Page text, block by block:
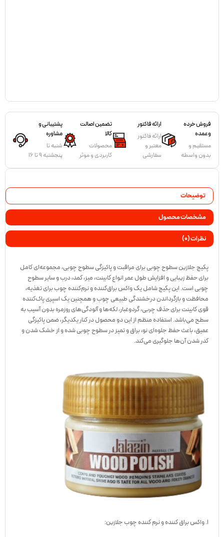
فروش خرده
وعمده
مستقیم و
بدون واسطه
ارائه فاکتور
ارائه فاکتور
معتبر و
سفارشی
تضمین اصالت
کالا
محصولات
کاربردی و موثر
پشتیبانی و
مشاوره
شنبه تا
پنجشنبه 9 تا 16
توضیحات
مشخصات محصول
نظرات (0)
پکیج جلازین سطوح چوبی برای مراقبت و پاکیزگی سطوح چوبی، مجموعه‌ای کامل
برای حفظ زیبایی و افزایش طول عمر انواع کابینت، میز، کمد، درب و سایر سطوح
چوبی است. این پکیج شامل یک واکس براق‌کننده و نرم‌کننده چوب برای تغذیه،
محافظت و بازگرداندن درخشندگی طبیعی چوب و همچنین یک اسپری پاک‌کننده
قوی کابینت برای حذف چربی، گردوغبار، لکه‌ها و آلودگی‌های روزمره بدون آسیب به
سطح می‌باشد. استفاده منظم از این دو محصول در کنار یکدیگر، ضمن پاکیزگی
عمیق، باعث حفظ جلوه‌ای نو، براق و تمیز در سطوح چوبی شده و از خشک شدن و
کدر شدن آن‌ها جلوگیری می‌کند.
1. واکس براق کننده و نرم کننده چوب جلازین: